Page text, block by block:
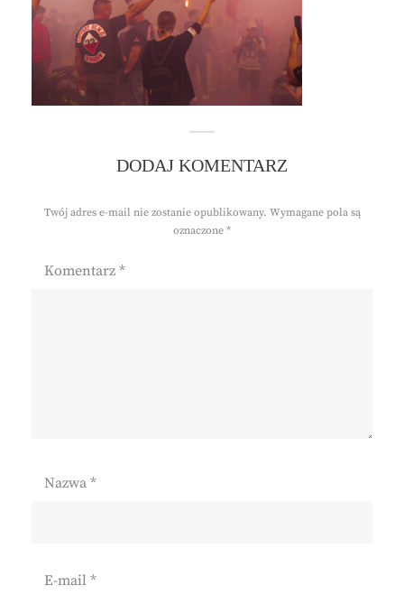
DODAJ KOMENTARZ
Twój adres e-mail nie zostanie opublikowany. Wymagane pola są
oznaczone *
Komentarz *
Nazwa *
E-mail *